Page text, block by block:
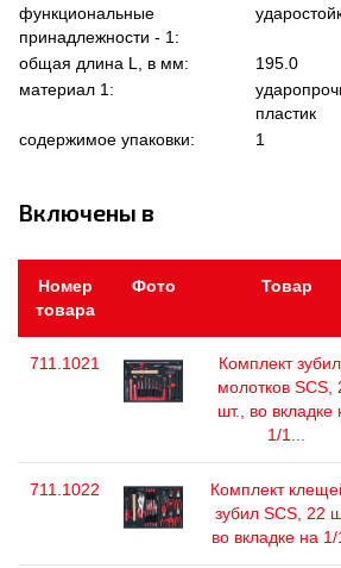
функциональные
принадлежности - 1:
общая длина L, в мм:
195.0
материал 1:
пластик
содержимое упаковки:
1
Включены в
Номер
товара
Фото Товар
711.1021
Комплект
молотков SCS,
шт., во вкладке
1/1...
711.1022
Комплект
зубил SCS, 22
во вкладке на 1/